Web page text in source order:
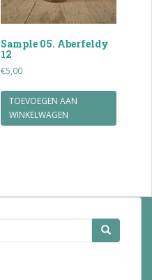
Sample 05. Aberfeldy
12
€5,00
TOEVOEGEN AAN
WINKELWAGEN